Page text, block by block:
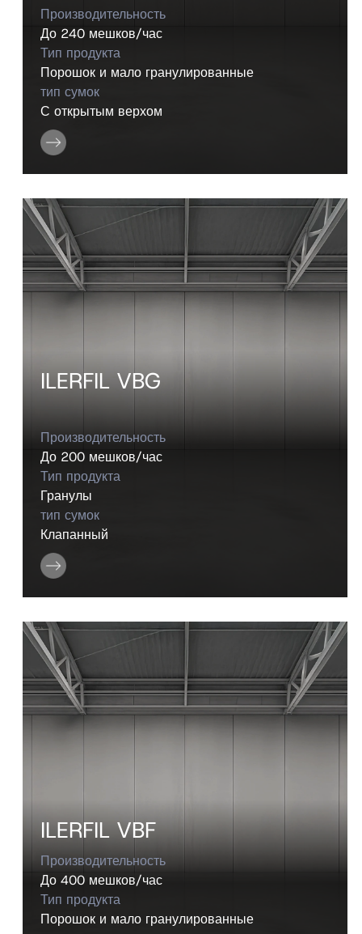
Производительность
До 240 мешков/час
Тип продукта
Порошок и мало гранулированные
тип сумок
С открытым верхом
ILERFIL VBG
Производительность
До 200 мешков/час
Тип продукта
Гранулы
тип сумок
Клапанный
ILERFIL VBF
Производительность
До 400 мешков/час
Тип продукта
Порошок и мало гранулированные